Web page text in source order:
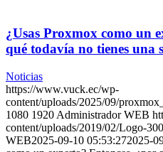
¿Usas Proxmox como un
qué todavía no tienes una
Noticias
https://www.vuck.ec/wp-
content/uploads/2025/09/
1080 1920 Administrador WEB
content/uploads/2019/02/Logo-
WEB2025-09-10 05:53:272025-